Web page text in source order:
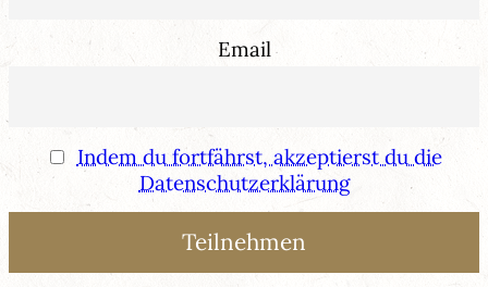
Email
Indem du fortfährst, akzeptierst du die
Datenschutzerklärung